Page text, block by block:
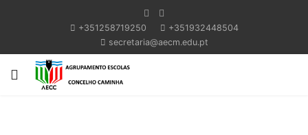
+351258719250
+351932448504
secretaria@aecm.edu.pt